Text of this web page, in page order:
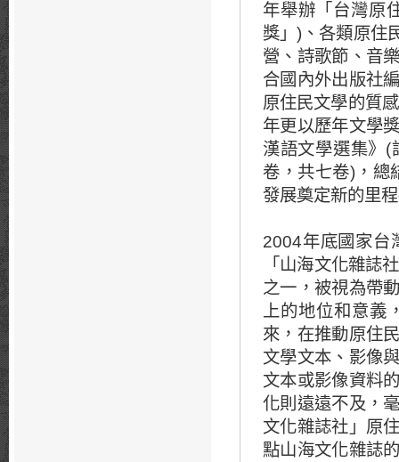
年舉辦「台灣原
獎」)、各類原住
營、詩歌節、音
合國內外出版社
原住民文學的質
年更以歷年文學
漢語文學選集》(
卷，共七卷)，總
發展奠定新的里
2004年底國家台
「山海文化雜誌
之一，被視為帶
上的地位和意
來，在推動原住
文學文本、影像
文本或影像資料
化則遠遠不及，
文化雜誌社」原
點山海文化雜誌